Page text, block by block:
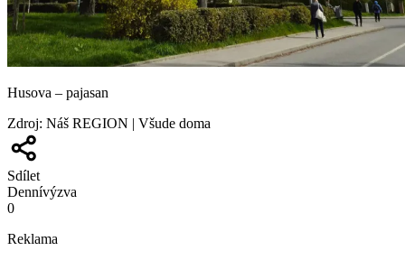
Husova – pajasan
Zdroj: Náš REGION | Všude doma
Sdílet
Dennívýzva
0
Reklama